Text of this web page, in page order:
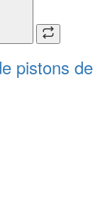
pistons de